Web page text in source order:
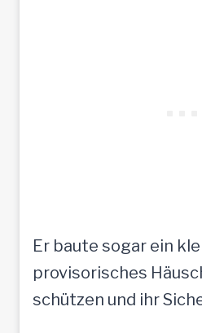
Er baute sogar ein
provisorisches
schützen und ihr